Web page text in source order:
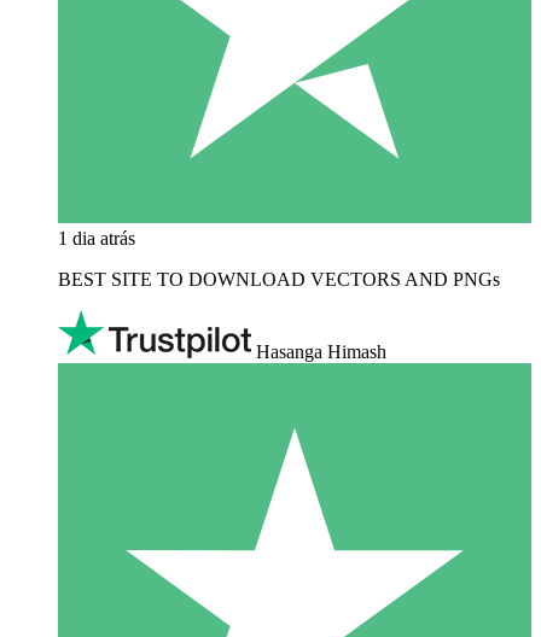
1 dia atrás
BEST SITE TO DOWNLOAD VECTORS AND PNGs
Hasanga Himash